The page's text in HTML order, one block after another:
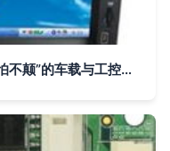
华北工控嵌入式电脑 担当“颠不怕怕不颠”的车载与工控中枢